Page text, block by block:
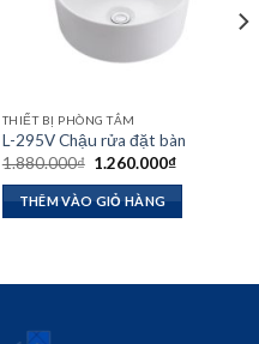
THIẾT BỊ PHÒNG TẮM
L-295V Chậu rửa đặt bàn
1.880.000₫ Giá
là:
1.880.000₫.
1.260.000₫Giá
THÊM VÀO GIỎ HÀNG